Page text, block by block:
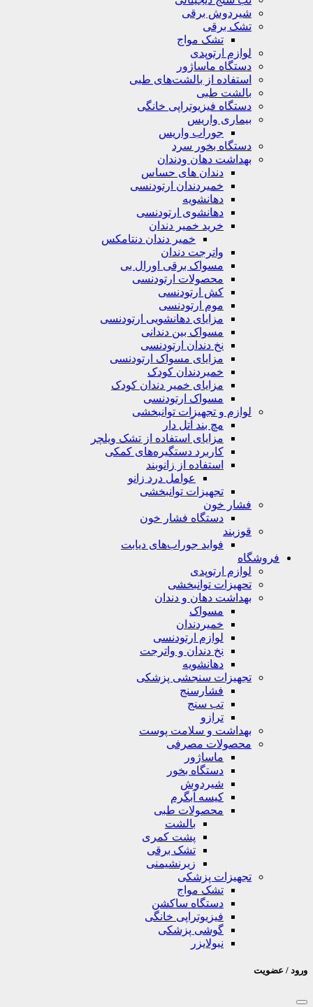
شیردوش برقی
تشک برقی
تشک مواج
لوازم ارتوپدی
دستگاه ماساژور
استفاده از بالشت‌های طبی
بالشت‌ طبی
دستگاه فیزیوتراپی خانگی
بیماری واریس
جوراب واریس
دستگاه‌ بخور سرد
بهداشت دهان ودندان
دندان های حساس
خمیردندان ارتودنسی
دهانشویه‌
دهانشوی ارتودنسی
خرید خمیر دندان
خمیر دندان دنتامکس
واترجت دندان
مسواک برقی اورال بی
محصولات ارتودنسی
کش ارتودنسی
موم ارتودنسی
مزایای دهانشویی ارتودنسی
مسواک بین دندانی
نخ دندان ارتودنسی
مزایای مسواک ارتودنسی
خمیردندان کودک
مزایای خمیر دندان کودک
مسواک ارتودنسی
لوازم و تجهیزات توانبخشی
مچ بند آتل دار
مزایای استفاده از تشک ویلچر
کاربرد دستگیره‌های کمکی
استفاده از زانوبند
عوامل درد زانو
تجهیزات توانبخشی
فشار خون
دستگاه فشار خون
قوزبند
فواید جوراب‌های دیابت
فروشگاه
لوازم ارتوپدی
تحهیزات توانبخشی
بهداشت دهان و دندان
مسواک
خمیردندان
لوازم ارتودنسی
نخ دندان و واترجت
دهانشویه
تجهیزات سنجشی پزشکی
فشارسنج
تب سنج
ترازو
بهداشت و سلامت پوست
محصولات مصرفی
ماساژور
دستگاه بخور
شیردوش
کیسه آبگرم
محصولات طبی
بالشت
پشت کمری
تشک برقی
زیرنشیمنی
تجهیزات پزشکی
تشک مواج
دستگاه ساکشن
فیزیوتراپی خانگی
گوشی پزشکی
نبولایزر
ورود / عضویت